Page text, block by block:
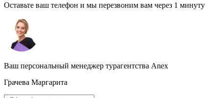
Оставьте ваш телефон и мы перезвоним вам через 1 минуту
Ваш персональный менеджер турагентства Anex
Грачева Маргарита